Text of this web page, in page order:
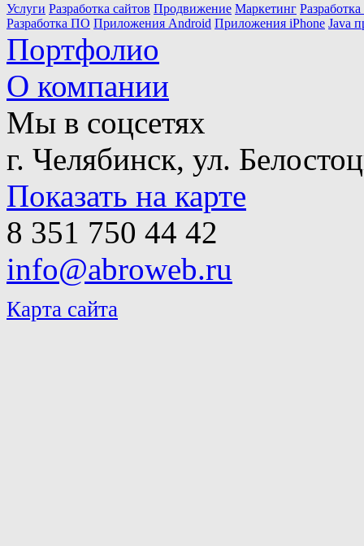
Услуги Разработка сайтов Продвижение Маркетинг
Разработка ПО Приложения Android Приложения iPhone Java
Портфолио
О компании
Мы в соцсетях
г. Челябинск, ул.
Показать на карте
8 351 750 44 42
info@abroweb.ru
Карта сайта